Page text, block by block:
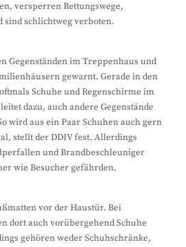
versperren Rettungswege,
sind schlichtweg verboten.
Gegenständen im Treppenhaus und
gewarnt. Gerade in den
Schuhe und Regenschirme im
dazu, auch andere Gegenstände
wird aus ein Paar Schuhen auch gern
stellt der DDIV fest. Allerdings
und Brandbeschleuniger
wie Besucher gefährden.
vor der Haustür. Bei
dort auch vorübergehend Schuhe
gehören weder Schuhschränke,